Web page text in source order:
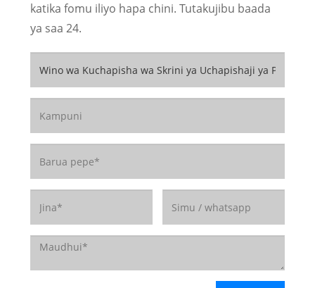
katika fomu iliyo hapa chini. Tutakujibu baada
ya saa 24.